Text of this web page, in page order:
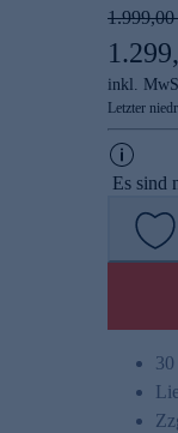
1.999,00
inkl.
Letzter
Es sind